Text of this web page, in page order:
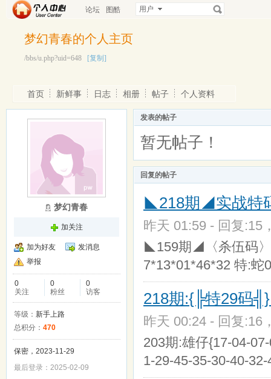
论坛 图酷 用户
梦幻青春的个人主页
/bbs/u.php?uid=648 [复制]
首页 新鲜事 日志 相册 帖子 个人资料
梦幻青春
加关注
加为好友
发消息
举报
0
关注
0
粉丝
0
访客
等级： 新手上路
总积分： 470
保密，2023-11-29
最后登录：2025-02-09
发表的帖子
暂无帖子！
回复的帖子
◣218期◢实战特
昨天 01:59 - 回复:15
◣159期◢〈杀伍码
7*13*01*46*32 特:
218期:{╠特29码
昨天 00:24 - 回复:16
203期:雄仔{17-04-
1-29-45-35-30-40-